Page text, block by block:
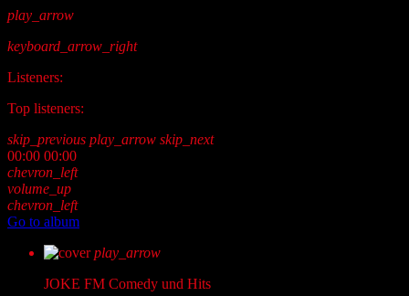
play_arrow
keyboard_arrow_right
Listeners:
Top listeners:
skip_previous play_arrow skip_next
00:00 00:00
chevron_left
volume_up
chevron_left
Go to album
play_arrow
JOKE FM Comedy und Hits